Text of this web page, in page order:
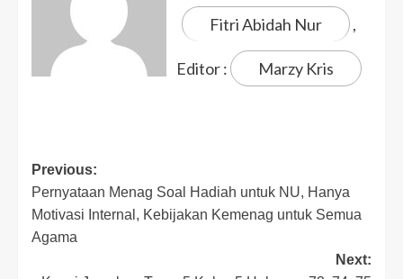
Fitri Abidah Nur ,
Editor : Marzy Kris
Previous:
Pernyataan Menag Soal Hadiah untuk NU, Hanya
Motivasi Internal, Kebijakan Kemenag untuk Semua
Agama
Next: